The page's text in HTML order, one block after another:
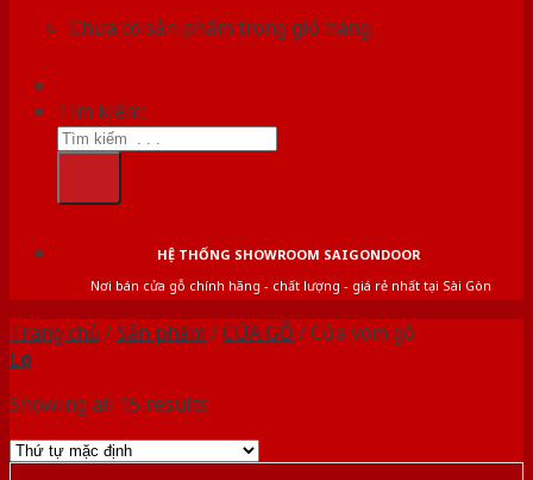
Chưa có sản phẩm trong giỏ hàng.
Tìm kiếm:
HỆ THỐNG SHOWROOM SAIGONDOOR
Nơi bán cửa gỗ chính hãng - chất lượng - giá rẻ nhất tại Sài Gòn
Trang chủ /Sản phẩm /CỬA GỖ /Cửa vòm gỗ
Lọc
Showing all 15 results